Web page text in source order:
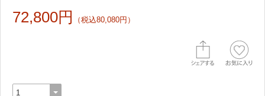
72,800円 （税込80,080円）